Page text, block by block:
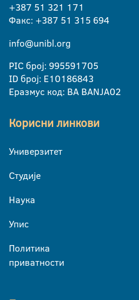
+387 51 321 171
Факс: +387 51 315 694
info@unibl.org
PIC број: 995591705
ID број: E10186843
Еразмус код: BA BANJA02
Корисни линкови
Универзитет
Студије
Наука
Упис
Политика
приватности